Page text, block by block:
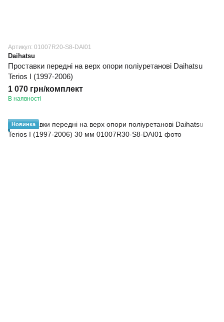
Артикул: 01007R20-S8-DAI01
Daihatsu
Проставки передні на верх опори поліуретанові Daihatsu
Terios I (1997-2006)
1 070 грн/комплект
В наявності
Новинка